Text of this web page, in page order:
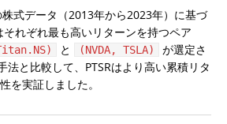
式データ（2013年から2023年）に基づ
と (NVDA, TSLA)
が選定さ
法と比較して、PTSRはより高い累積リタ
を実証しました。